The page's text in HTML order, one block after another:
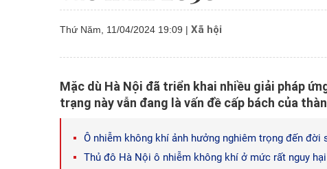
Thứ Năm, 11/04/2024 19:09 | Xã hội
Mặc dù Hà Nội đã triển khai nhiều giải pháp
trạng này vẫn đang là vấn đề cấp bách của
Ô nhiễm không khí ảnh hưởng nghiêm trọng đến đời
Thủ đô Hà Nội ô nhiễm không khí ở mức rất nguy